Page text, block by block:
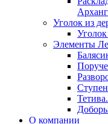
Уголок из
Элементы
Тетива.
О компании